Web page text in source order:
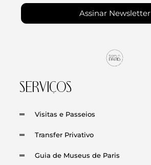
Assinar Newsletter
SERVIÇOS
Visitas e Passeios
Transfer Privativo
Guia de Museus de Paris